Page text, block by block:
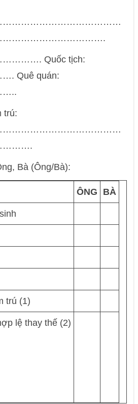
Quốc tịch:
quán:
trú:
Bà (Ông/Bà):
ÔNG BÀ
trú (1)
lệ thay thế (2)